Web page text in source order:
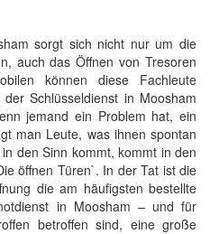
sorgt sich nicht nur um die
auch das Öffnen von Tresoren
können diese Fachleute
Schlüsseldienst in Moosham
jemand ein Problem hat, ein
man Leute, was ihnen spontan
den Sinn kommt, kommt in den
öffnen Türen`. In der Tat ist die
die am häufigsten bestellte
in Moosham – und für
betroffen sind, eine große